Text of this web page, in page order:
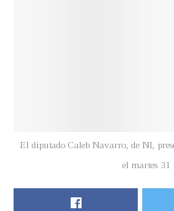
El diputado Caleb Navarro, de NI,
el martes